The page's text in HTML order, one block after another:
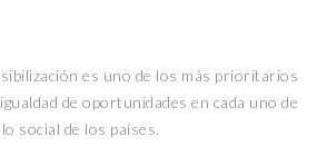
es uno de los más prioritarios
de oportunidades en cada uno de
social de los países.